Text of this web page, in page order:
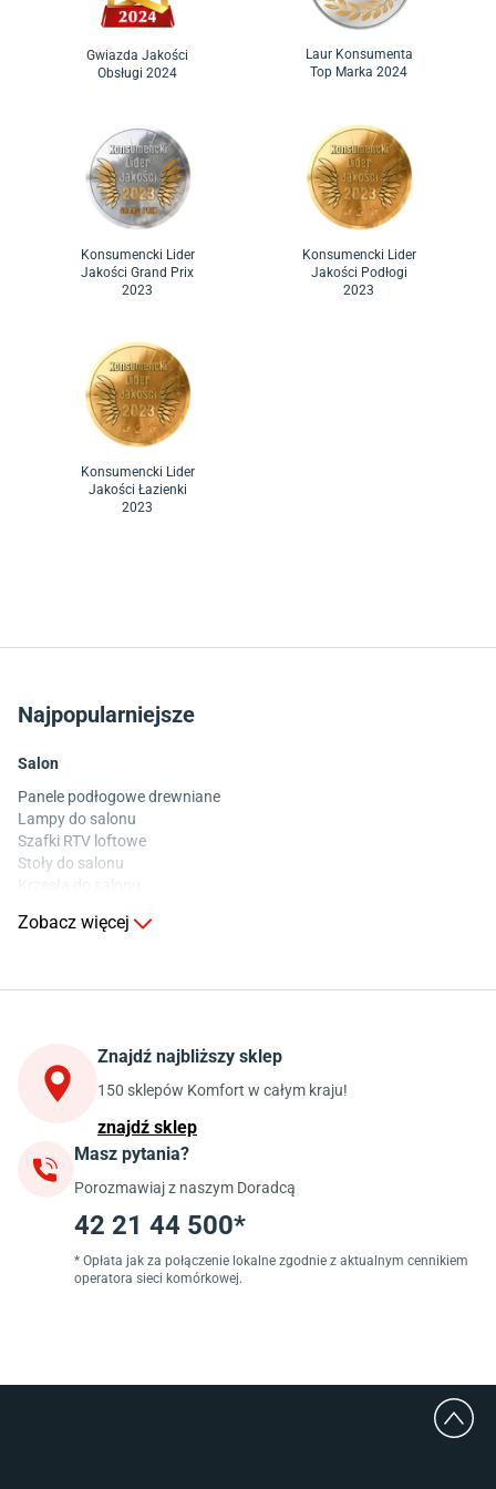
Gwiazda Jakości
Obsługi 2024
Laur Konsumenta
Top Marka 2024
Konsumencki Lider
Jakości Grand Prix
2023
Konsumencki Lider
Jakości Podłogi
2023
Konsumencki Lider
Jakości Łazienki
2023
Najpopularniejsze
Salon
Panele podłogowe drewniane
Lampy do salonu
Szafki RTV loftowe
Stoły do salonu
Stoły do kuchni
Szafki kuchenne wiszące (górne)
Szafki pod zlewozmywak
Blaty kuchenne laminowane
Jadalnia
Stoły do jadalni
Krzesła do jadalni
Dywany szare
Lampy w stylu loftowym
Lampy wiszące do jadalni
Zobacz więcej
Znajdź najbliższy sklep
150 sklepów Komfort w całym kraju!
znajdź sklep
Masz pytania?
Porozmawiaj z naszym Doradcą
42 21 44 500*
* Opłata jak za połączenie lokalne zgodnie z aktualnym cennikiem
operatora sieci komórkowej.